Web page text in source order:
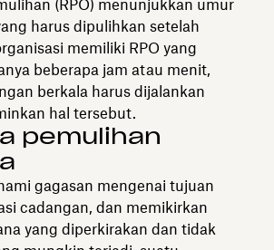
(RPO) menunjukkan umur
harus dipulihkan setelah
memiliki RPO yang
beberapa jam atau menit,
berkala harus dijalankan
hal tersebut.
pemulihan
gagasan mengenai tujuan
cadangan, dan memikirkan
yang diperkirakan dan tidak